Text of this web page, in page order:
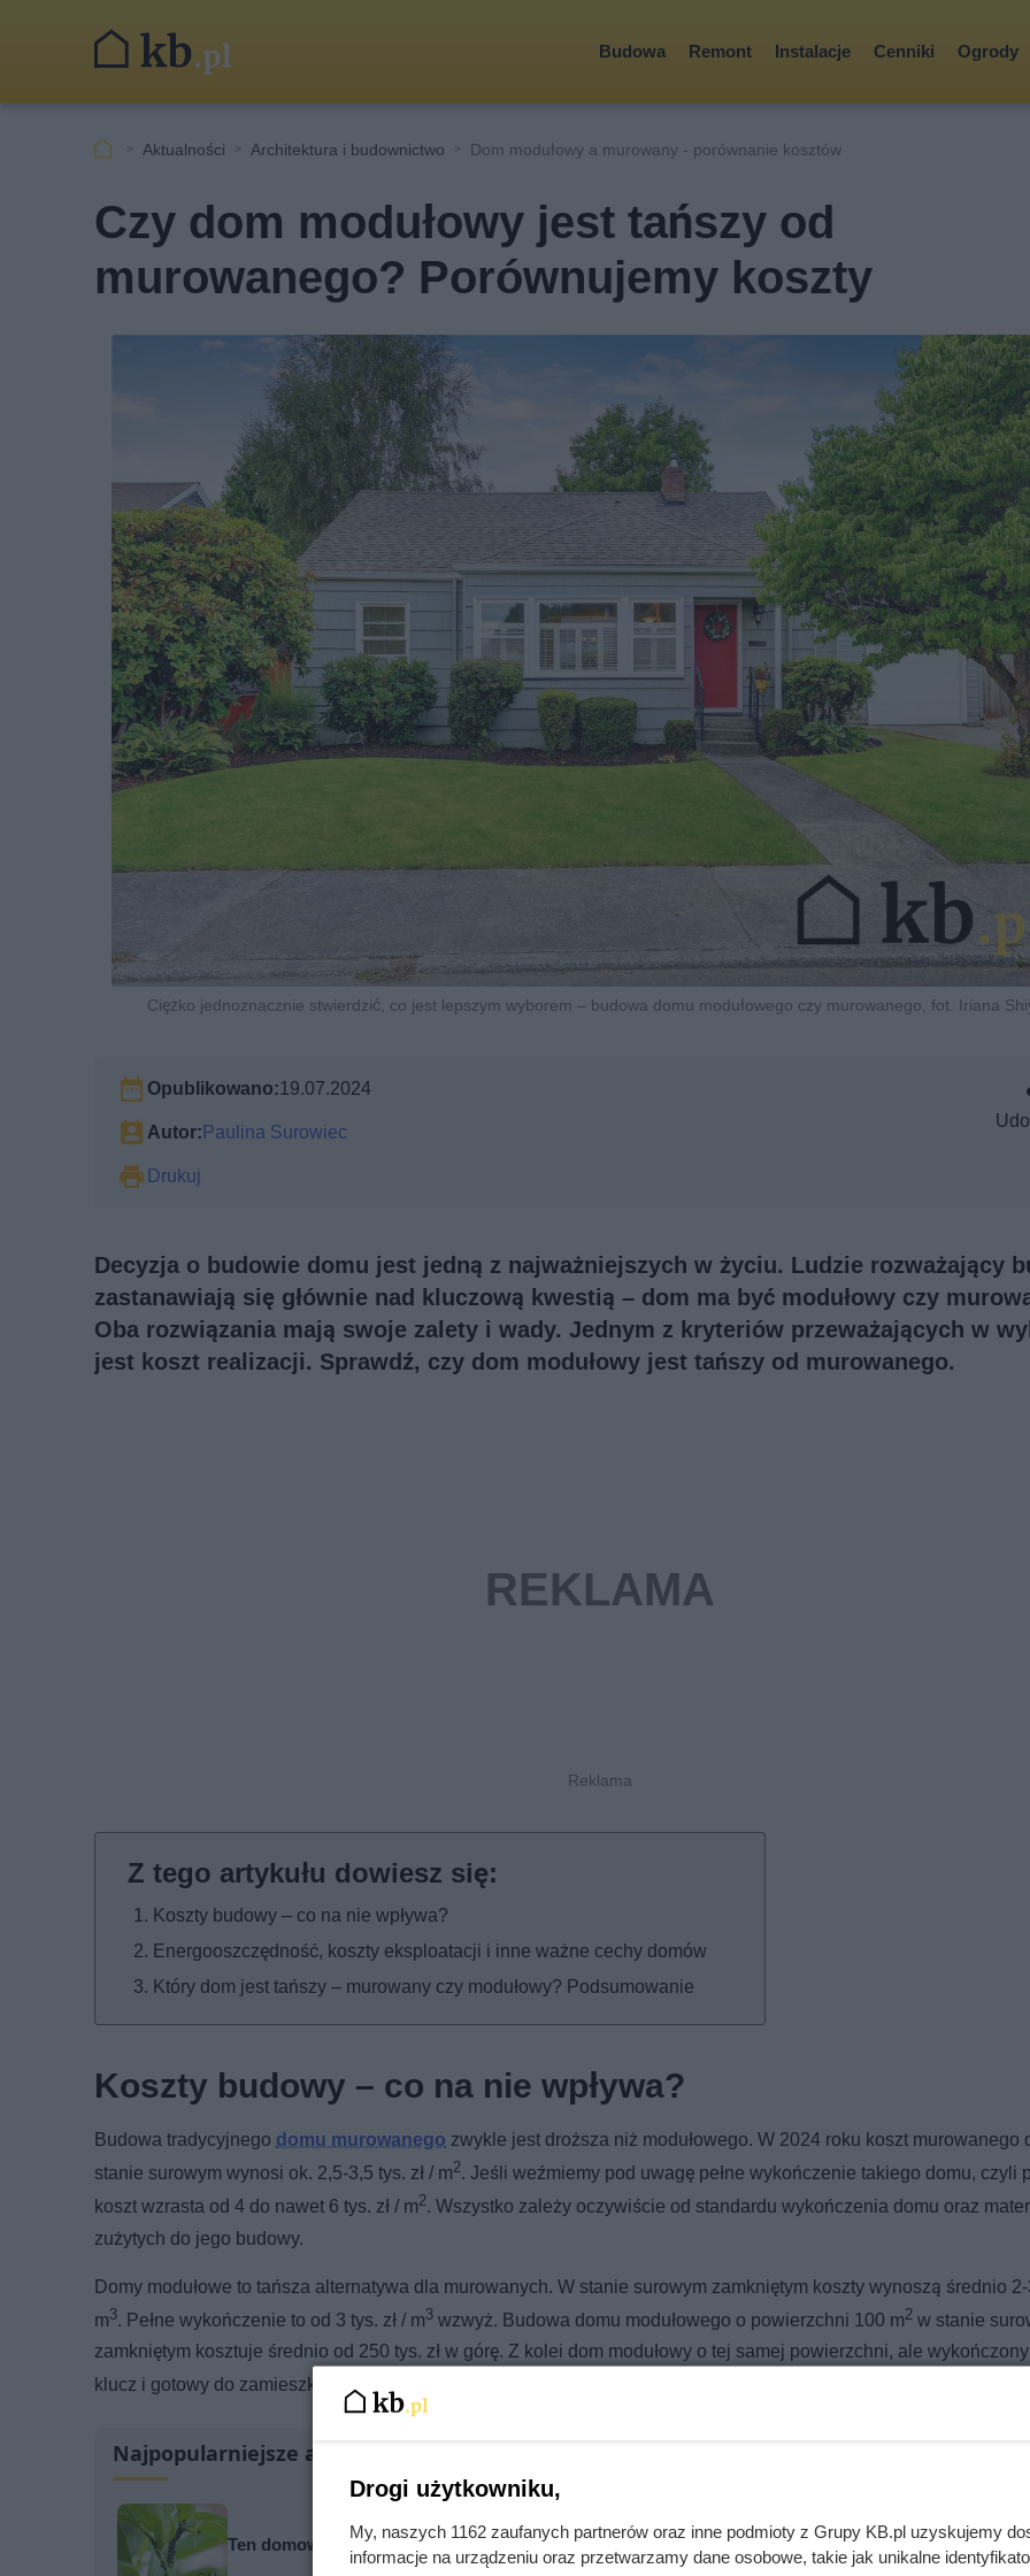
Budowa Remont Instalacje Cenniki Ogrody
Aktualności Architektura i budownictwo Dom modułowy a murowany - porównanie kosztów
Czy dom modułowy jest tańszy od
murowanego? Porównujemy koszty
Ciężko jednoznacznie stwierdzić, co jest lepszym wyborem – budowa domu modułowego czy murowanego, fot. Iriana
Opublikowano:19.07.2024
Autor:Paulina Surowiec
Drukuj
Decyzja o budowie domu jest jedną z najważniejszych w życiu. Ludzie rozważający
zastanawiają się głównie nad kluczową kwestią – dom ma być modułowy czy
Oba rozwiązania mają swoje zalety i wady. Jednym z kryteriów przeważających w
jest koszt realizacji. Sprawdź, czy dom modułowy jest tańszy od murowanego.
Koszty budowy – co na nie wpływa?
Energooszczędność, koszty eksploatacji i inne ważne cechy domów
Który dom jest tańszy – murowany czy modułowy? Podsumowanie
Koszty budowy – co na nie wpływa?
Budowa tradycyjnego domu murowanego zwykle jest droższa niż modułowego. W 2024 roku koszt murowanego
stanie surowym wynosi ok. 2,5-3,5 tys. zł / m2. Jeśli weźmiemy pod uwagę pełne wykończenie takiego domu, czyli
koszt wzrasta od 4 do nawet 6 tys. zł / m2. Wszystko zależy oczywiście od standardu wykończenia domu oraz
zużytych do jego budowy.
Domy modułowe to tańsza alternatywa dla murowanych. W stanie surowym zamkniętym koszty wynoszą średnio 2-
m3. Pełne wykończenie to od 3 tys. zł / m3 wzwyż. Budowa domu modułowego o powierzchni 100 m2 w stanie
zamkniętym kosztuje średnio od 250 tys. zł w górę. Z kolei dom modułowy o tej samej powierzchni, ale
klucz i gotowy do zamieszkania, kosztuje nawet ok. 500 tys. zł / m
Najpopularniejsze artykuły
Ten domowy trik zatrzyma mrówki i mszyce. Ogród odżyje w tydzień!
Drogi użytkowniku,
My, naszych 1162 zaufanych partnerów oraz inne podmioty z Grupy KB.pl uzyskujemy
informacje na urządzeniu oraz przetwarzamy dane osobowe, takie jak unikalne